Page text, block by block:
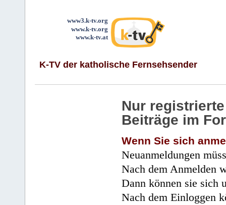
www3.k-tv.org
www.k-tv.org
www.k-tv.at
K-TV der katholische Fernsehsender
Nur
Beiträge im
Wenn Sie sich
Neuanmeldungen
Nach dem Anmelden
Dann können sie sich
Nach dem Einloggen